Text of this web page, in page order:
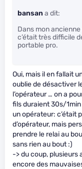
bansan a dit:
Dans mon
c’était très difficile
portable pro.
Oui, mais il en fallait
oublie de désactiver
l’opérateur … on a
fils duraient 30s/
un opérateur: c’était
d’opérateur, mais
prendre le relai au
sans rien au bout :)
-> du coup, plusieurs
encore des